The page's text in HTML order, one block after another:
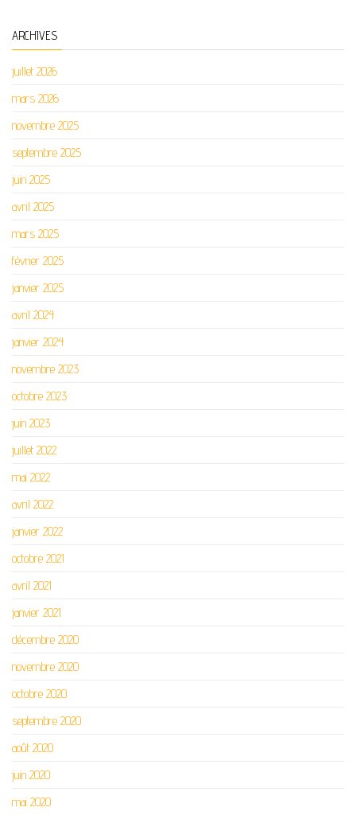
ARCHIVES
juillet 2026
mars 2026
novembre 2025
septembre 2025
juin 2025
avril 2025
mars 2025
février 2025
janvier 2025
avril 2024
janvier 2024
novembre 2023
octobre 2023
juin 2023
juillet 2022
mai 2022
avril 2022
janvier 2022
octobre 2021
avril 2021
janvier 2021
décembre 2020
novembre 2020
octobre 2020
septembre 2020
août 2020
juin 2020
mai 2020